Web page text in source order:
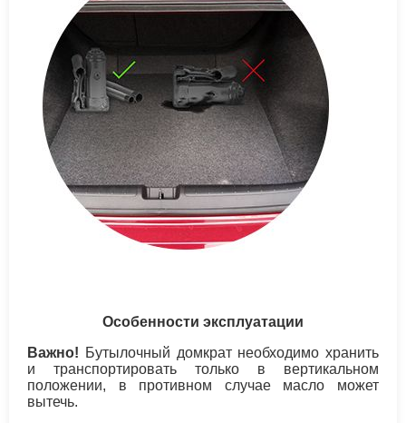
Особенности эксплуатации
Важно! Бутылочный домкрат необходимо хранить
и транспортировать только в вертикальном
положении, в противном случае масло может
вытечь.